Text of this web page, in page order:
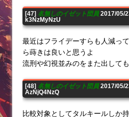
[47] 名無しのイゼット団員2017/05/
k3NzMyNzU
最近はフライデーすらも人減っ
ら蒔きは良いと思うよ
流刑や幻視並みのをまた出して
[48] 名無しのイゼット団員2017/05/
AzNjQ4NzQ
比較対象としてタルキールしか